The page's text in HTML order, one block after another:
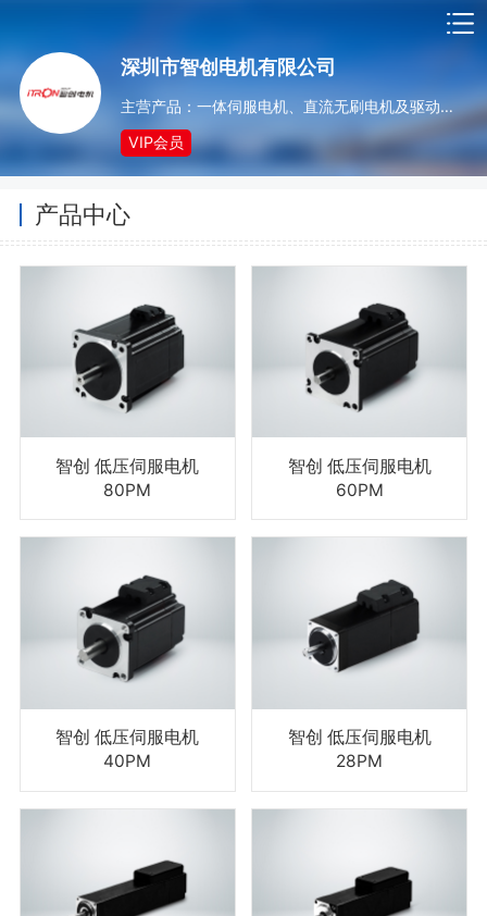
深圳市智创电机有限公司
主营产品：一体伺服电机、直流无刷电机及驱动器、低压伺服电机及驱动器、伺服电子变压器等
VIP会员
产品中心
智创 低压伺服电机
80PM
智创 低压伺服电机
60PM
智创 低压伺服电机
40PM
智创 低压伺服电机
28PM